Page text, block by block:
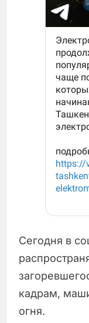
Сегодня в
кадрам,
огня.